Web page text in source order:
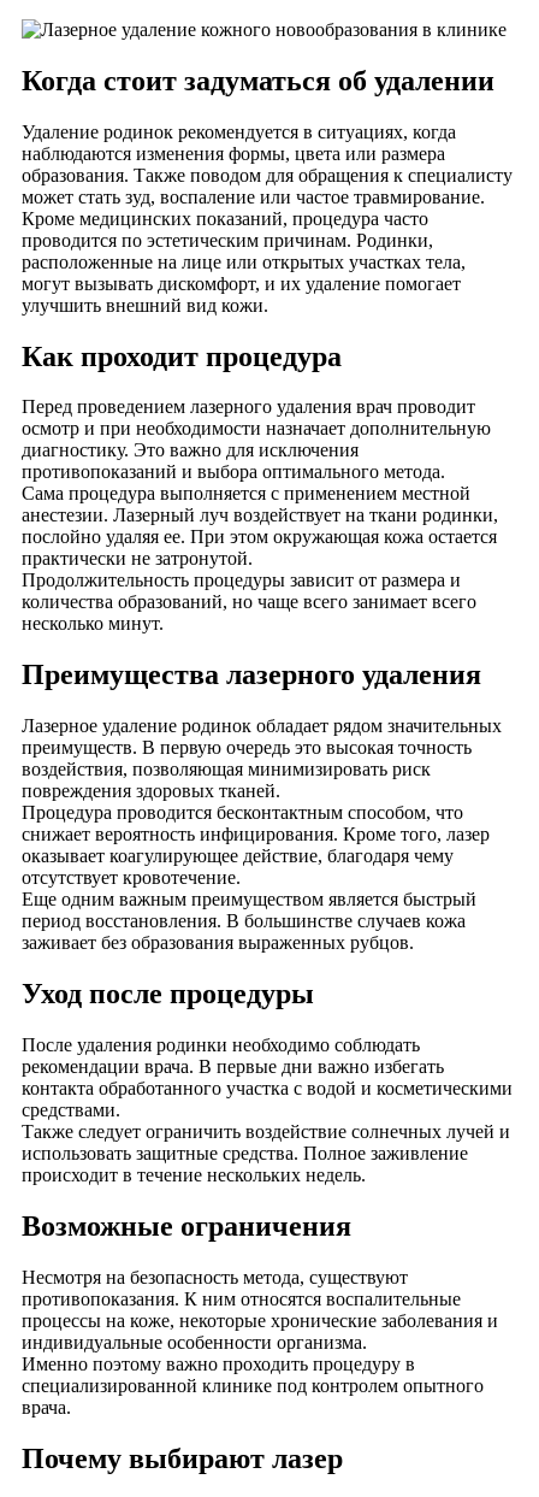
Когда стоит задуматься об удалении
Удаление родинок рекомендуется в ситуациях, когда
наблюдаются изменения формы, цвета или размера
образования. Также поводом для обращения к специалисту
может стать зуд, воспаление или частое травмирование.
Кроме медицинских показаний, процедура часто
проводится по эстетическим причинам. Родинки,
расположенные на лице или открытых участках тела,
могут вызывать дискомфорт, и их удаление помогает
улучшить внешний вид кожи.
Как проходит процедура
Перед проведением лазерного удаления врач проводит
осмотр и при необходимости назначает дополнительную
диагностику. Это важно для исключения
противопоказаний и выбора оптимального метода.
Сама процедура выполняется с применением местной
анестезии. Лазерный луч воздействует на ткани родинки,
послойно удаляя ее. При этом окружающая кожа остается
практически не затронутой.
Продолжительность процедуры зависит от размера и
количества образований, но чаще всего занимает всего
несколько минут.
Преимущества лазерного удаления
Лазерное удаление родинок обладает рядом значительных
преимуществ. В первую очередь это высокая точность
воздействия, позволяющая минимизировать риск
повреждения здоровых тканей.
Процедура проводится бесконтактным способом, что
снижает вероятность инфицирования. Кроме того, лазер
оказывает коагулирующее действие, благодаря чему
отсутствует кровотечение.
Еще одним важным преимуществом является быстрый
период восстановления. В большинстве случаев кожа
заживает без образования выраженных рубцов.
Уход после процедуры
После удаления родинки необходимо соблюдать
рекомендации врача. В первые дни важно избегать
контакта обработанного участка с водой и косметическими
средствами.
Также следует ограничить воздействие солнечных лучей и
использовать защитные средства. Полное заживление
происходит в течение нескольких недель.
Возможные ограничения
Несмотря на безопасность метода, существуют
противопоказания. К ним относятся воспалительные
процессы на коже, некоторые хронические заболевания и
индивидуальные особенности организма.
Именно поэтому важно проходить процедуру в
специализированной клинике под контролем опытного
врача.
Почему выбирают лазер